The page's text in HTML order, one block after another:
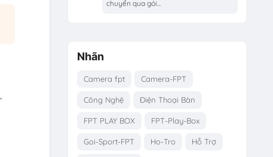
chuyển qua gói...
Nhãn
Camera fpt Camera-FPT
Công Nghệ Điện Thoại Bàn
FPT PLAY BOX FPT-Play-Box
Goi-Sport-FPT Ho-Tro Hỗ Trợ